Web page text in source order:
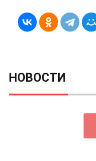
НОВОСТИ